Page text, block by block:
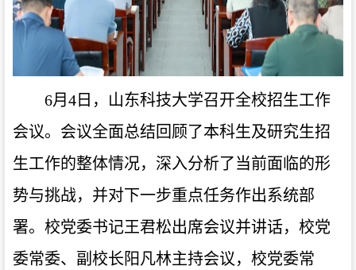
6月4日，山东科技大学召开全校招生工作
会议。会议全面总结回顾了本科生及研究生招
生工作的整体情况，深入分析了当前面临的形
势与挑战，并对下一步重点任务作出系统部
署。校党委书记王君松出席会议并讲话，校党
委常委、副校长阳凡林主持会议，校党委常